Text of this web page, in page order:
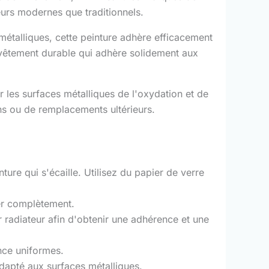
modernes que traditionnels.
cette peinture adhère efficacement
durable qui adhère solidement aux
surfaces métalliques de l'oxydation et de
ou de remplacements ultérieurs.
qui s'écaille. Utilisez du papier de verre
complètement.
afin d'obtenir une adhérence et une
uniformes.
aux surfaces métalliques.